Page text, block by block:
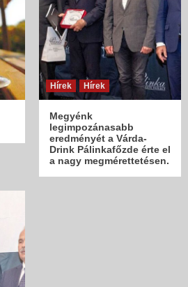
Hírek Hírek
Megyénk
legimpozánasabb
eredményét a Várda-
Drink Pálinkafőzde érte el
a nagy megmérettetésen.